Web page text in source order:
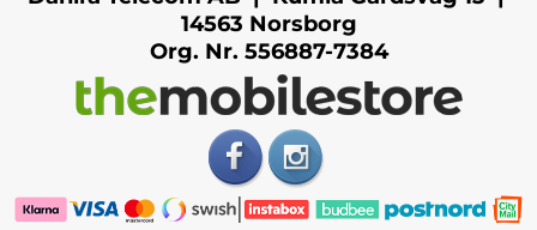
14563 Norsborg
Org. Nr. 556887-7384